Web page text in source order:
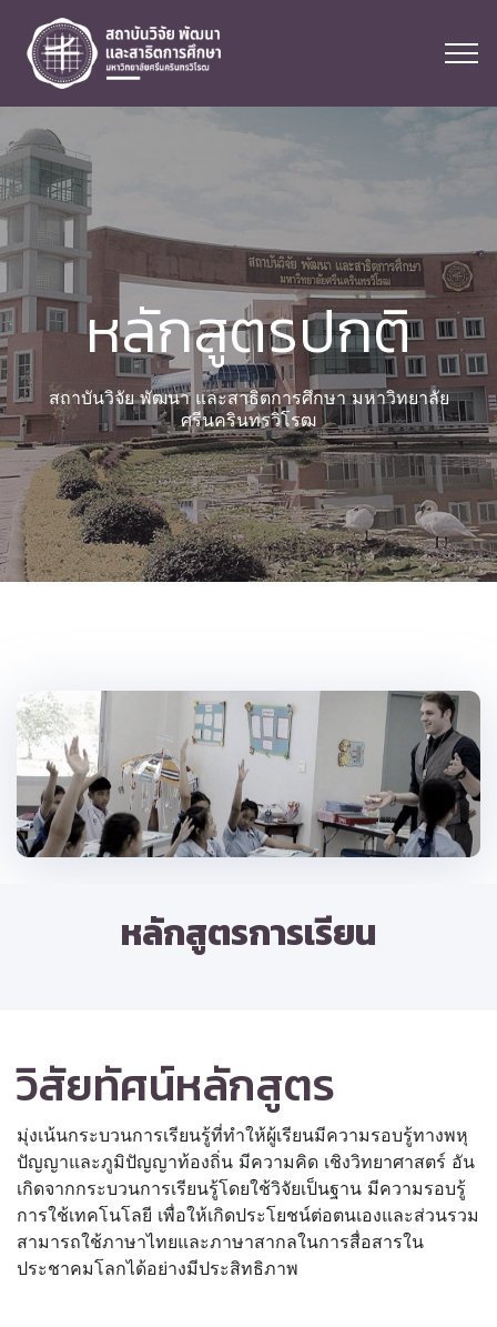
หลักสูตรปกติ
สถาบันวิจัย พัฒนา และสาธิตการศึกษา มหาวิทยาลัย
ศรีนครินทรวิโรฒ
หลักสูตรการเรียน
วิสัยทัศน์หลักสูตร
มุ่งเน้นกระบวนการเรียนรู้ที่ทำให้ผู้เรียนมีความรอบรู้ทางพหุ
ปัญญาและภูมิปัญญาท้องถิ่น มีความคิด เชิงวิทยาศาสตร์ อัน
เกิดจากกระบวนการเรียนรู้โดยใช้วิจัยเป็นฐาน มีความรอบรู้
การใช้เทคโนโลยี เพื่อให้เกิดประโยชน์ต่อตนเองและส่วนรวม
สามารถใช้ภาษาไทยและภาษาสากลในการสื่อสารใน
ประชาคมโลกได้อย่างมีประสิทธิภาพ